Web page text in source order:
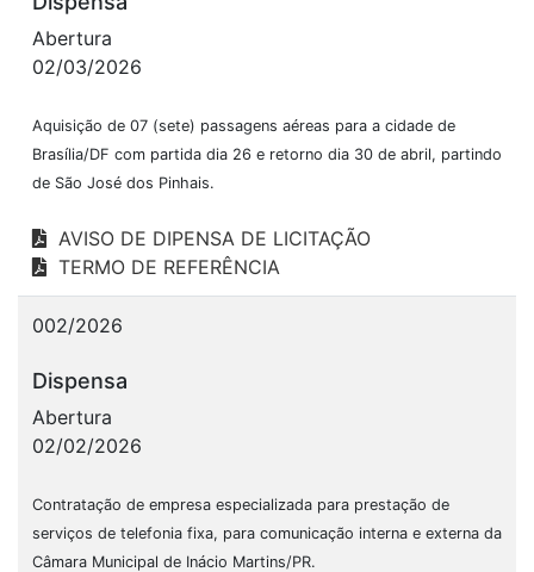
Abertura
02/03/2026
Aquisição de 07 (sete) passagens aéreas para a cidade de
Brasília/DF com partida dia 26 e retorno dia 30 de abril, partindo
de São José dos Pinhais.
AVISO DE DIPENSA DE LICITAÇÃO
TERMO DE REFERÊNCIA
002/2026
Dispensa
Abertura
02/02/2026
Contratação de empresa especializada para prestação de
serviços de telefonia fixa, para comunicação interna e externa da
Câmara Municipal de Inácio Martins/PR.